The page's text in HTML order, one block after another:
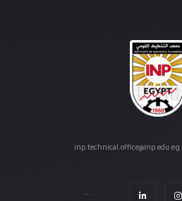
inp.technical.office@inp.edu.eg